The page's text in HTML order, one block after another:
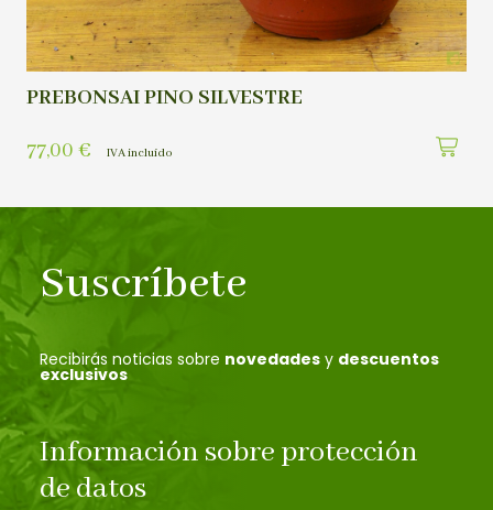
PREBONSAI PINO SILVESTRE
77,00 € IVA incluído
Suscríbete
Recibirás noticias sobre novedades y descuentos
exclusivos
Información sobre protección
de datos